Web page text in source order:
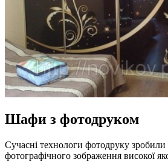
Шафи з фотодруком
Сучасні технологи фотодруку
фотографічного зображення високої